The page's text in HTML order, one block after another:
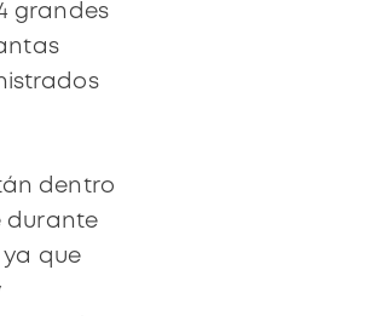
grandes
dentro
durante
que